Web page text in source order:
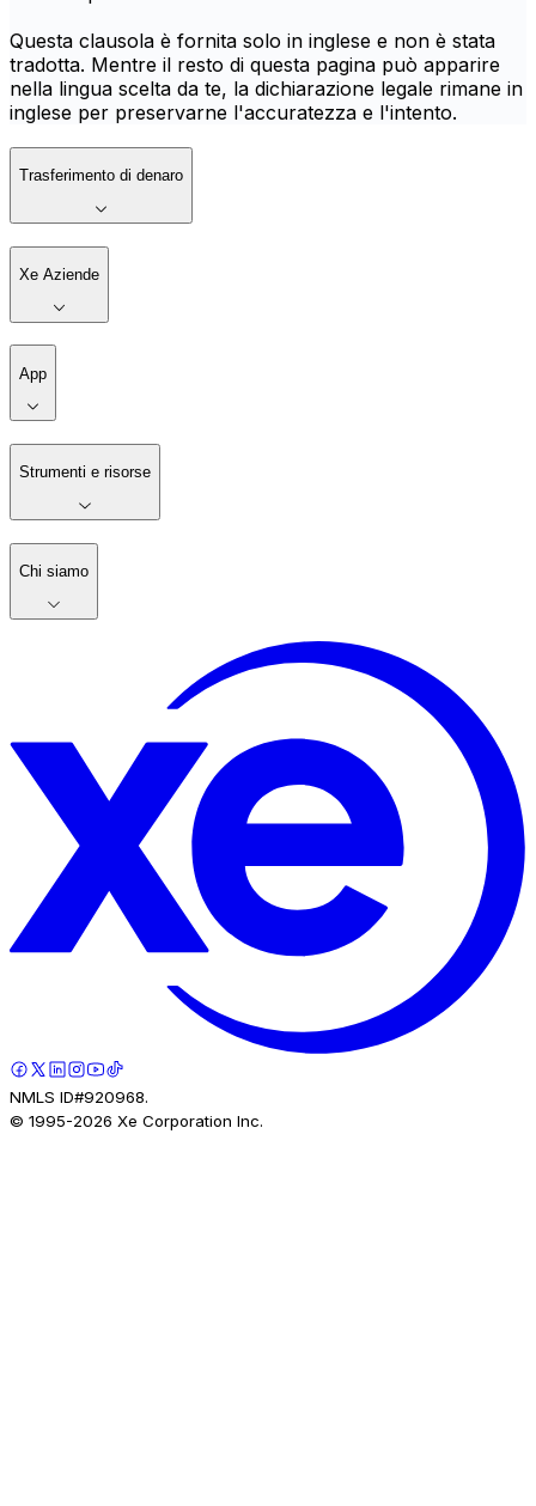
Questa clausola è fornita solo in inglese e non è stata
tradotta. Mentre il resto di questa pagina può apparire
nella lingua scelta da te, la dichiarazione legale rimane in
inglese per preservarne l'accuratezza e l'intento.
Trasferimento di denaro
Xe Aziende
App
Strumenti e risorse
Chi siamo
NMLS ID#920968.
© 1995-2026 Xe Corporation Inc.